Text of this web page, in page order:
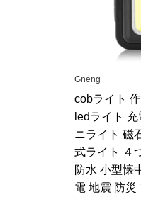
Gneng
cobライト
ledライト
ニライト 磁
式ライト ４
防水 小型懐
電 地震 防災